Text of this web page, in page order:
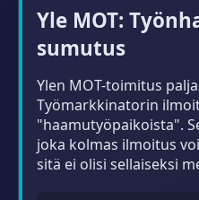
Yle MOT:
sumutus
Ylen MOT-toimitus
Työmarkkinatorin
"haamutyöpaikoista".
joka kolmas ilmoitus
sitä ei olisi sellaiseksi